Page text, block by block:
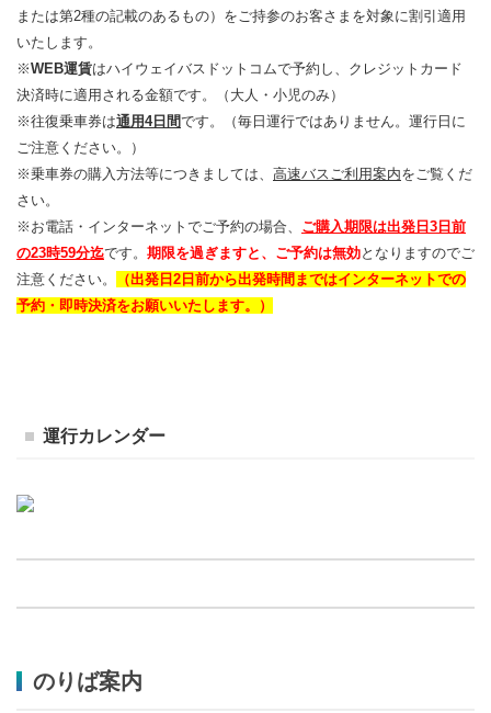
または第2種の記載のあるもの）をご持参のお客さまを対象に割引適用
いたします。
※WEB運賃はハイウェイバスドットコムで予約し、クレジットカード
決済時に適用される金額です。（大人・小児のみ）
※往復乗車券は通用4日間です。（毎日運行ではありません。運行日に
ご注意ください。）
※乗車券の購入方法等につきましては、 高速バスご利用案内をご覧くだ
さい。
※お電話・インターネットでご予約の場合、 ご購入期限は出発日3日前
の23時59分迄です。 期限を過ぎますと、ご予約は無効となりますのでご
注意ください。
（出発日2日前から出発時間まではインターネットでの
予約・即時決済をお願いいたします。）
運行カレンダー
のりば案内